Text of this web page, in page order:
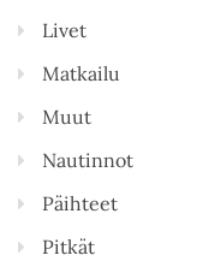
Livet
Matkailu
Muut
Nautinnot
Päihteet
Pitkät